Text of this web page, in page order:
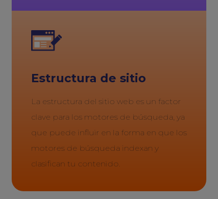
Estructura de sitio
La estructura del sitio web es un factor
clave para los motores de búsqueda, ya
que puede influir en la forma en que los
motores de búsqueda indexan y
clasifican tu contenido.